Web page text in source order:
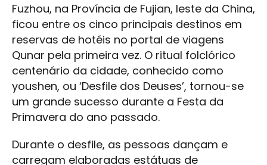
Fuzhou, na Província de Fujian, leste da China,
ficou entre os cinco principais destinos em
reservas de hotéis no portal de viagens
Qunar pela primeira vez. O ritual folclórico
centenário da cidade, conhecido como
youshen, ou ‘Desfile dos Deuses’, tornou-se
um grande sucesso durante a Festa da
Primavera do ano passado.
Durante o desfile, as pessoas dançam e
carregam elaboradas estátuas de